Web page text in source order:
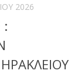
2026
: